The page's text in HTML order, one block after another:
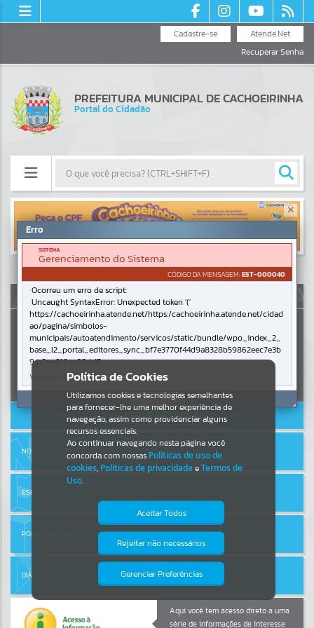
Atende.Net
Cadastre-se
Recuperar Senha
PREFEITURA MUNICIPAL DE CACHOEIRINHA
Portal do Cidadão
Resultados para""
Portais
Por favor, aguarde...
NOTÍCIAS
Por favor, aguarde...
Por favor, aguarde...
SERVIÇOS
Por favor, aguarde...
PÁGINAS
AUTOATENDIMENTO
ACESSAR SEM LOGIN
NOTA FISCAL ELETRÔNICA
ESCRITA FISCAL
PORTAL DA TRANSPARÊNCIA
DIÁRIO OFICIAL
Aqui você tem acesso direto a uma
série de informações de interesse
Política de Cookies
Utilizamos cookies e tecnologias semelhantes
para fornecer-lhe uma melhor experiência de
navegação, assim como providenciar alguns
recursos essenciais.
Ao continuar navegando nesta página você
concorda com nossas Políticas de uso de
cookies, Políticas de privacidadeeTermos de
Uso.
Aceitar Todos
Rejeitar não necessários
Gerenciar Preferências
Isto significa que diversos recursos
providenciados poderão não estar
Erro
SISTEMA
Gerenciamento do Sistema
CÓDIGO DA MENSAGEM:EST-000040
Ocorreu um erro de script:
Uncaught SyntaxError: Unexpected token '('
https://cachoeirinha.atende.net/https:/cachoeirinha.atende.net/cidad
ao/pagina/simbolos-
municipais/autoatendimento/servicos/static/bundle/wpo_index_2_
base_l2_portal_editores_sync_bf7e3770f44d9a8328b59862eec7e3b
9.js?v=816ac05d:47
Verificar Mais Detalhes
OK